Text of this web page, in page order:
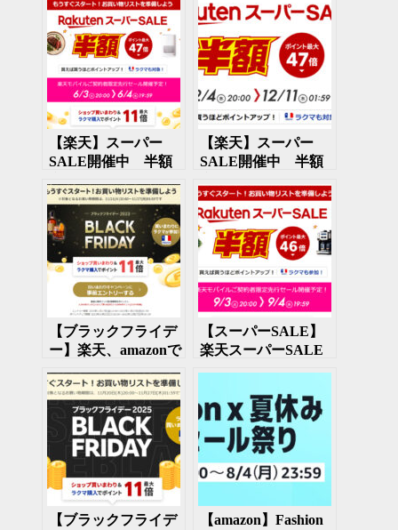
【楽天】スーパー
SALE開催中 半額
日まで
【楽天】スーパー
SALE開催中 半額
まで
【ブラックフライデ
ー】楽天、amazonで
セール開催
【スーパーSALE】
楽天スーパーSALE
【ブラックフライデ
【amazon】Fashion